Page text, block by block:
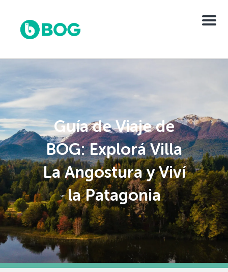
Menu
Guía de Viaje de
BOG: Explorá Villa
La Angostura y Viví
la Patagonia